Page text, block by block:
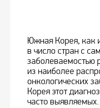
Южная Корея, как
в число стран с
из наиболее
онкологических
Корея этот
часто выявляемых.